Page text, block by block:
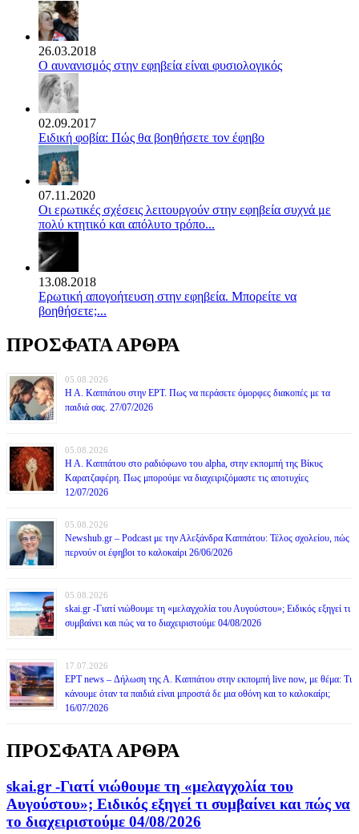
26.03.2018
Ο αυνανισμός στην εφηβεία είναι φυσιολογικός
02.09.2017
Ειδική φοβία: Πώς θα βοηθήσετε τον έφηβο
07.11.2020
Οι ερωτικές σχέσεις λειτουργούν στην εφηβεία συχνά με
πολύ κτητικό και απόλυτο τρόπο...
13.08.2018
Ερωτική απογοήτευση στην εφηβεία. Μπορείτε να
βοηθήσετε;...
ΠΡΟΣΦΑΤΑ ΑΡΘΡΑ
05.08.2026
Η Α. Καππάτου στην ΕΡΤ. Πως να περάσετε όμορφες διακοπές με τα
παιδιά σας. 27/07/2026
05.08.2026
Η Α. Καππάτου στο ραδιόφωνο του alpha, στην εκπομπή της Βίκυς
Καρατζαφέρη. Πως μπορούμε να διαχειριζόμαστε τις αποτυχίες
12/07/2026
05.08.2026
Newshub.gr – Podcast με την Αλεξάνδρα Καππάτου: Τέλος σχολείου, πώς
περνούν οι έφηβοι το καλοκαίρι 26/06/2026
05.08.2026
skai.gr -Γιατί νιώθουμε τη «μελαγχολία του Αυγούστου»; Ειδικός εξηγεί τι
συμβαίνει και πώς να το διαχειριστούμε 04/08/2026
17.07.2026
ΕΡΤ news – Δήλωση της Α. Καππάτου στην εκπομπή live now, με θέμα: Τι
κάνουμε όταν τα παιδιά είναι μπροστά δε μια οθόνη και το καλοκαίρι;
16/07/2026
ΠΡΟΣΦΑΤΑ ΑΡΘΡΑ
skai.gr -Γιατί νιώθουμε τη «μελαγχολία του
Αυγούστου»; Ειδικός εξηγεί τι συμβαίνει και πώς να
το διαχειριστούμε 04/08/2026